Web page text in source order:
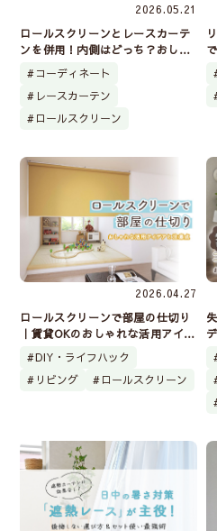
2026.05.21
ロールスクリーンとレースカーテ
ンを併用！内側はどっち？おしゃ
れな組み合わせ術を実例付きで解
説
コーディネート
レースカーテン
ロールスクリーン
2026.04.27
ロールスクリーンで部屋の仕切り
｜賃貸OKのおしゃれな活用アイデ
DIY・ライフハック
リビング
ロールスクリーン